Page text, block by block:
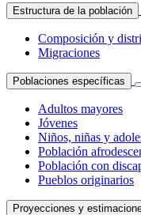
Estructura de la población
Composición y
Migraciones
Poblaciones específicas
Adultos mayores
Jóvenes
Niños, niñas y
Población
Población con
Pueblos originarios
Proyecciones y